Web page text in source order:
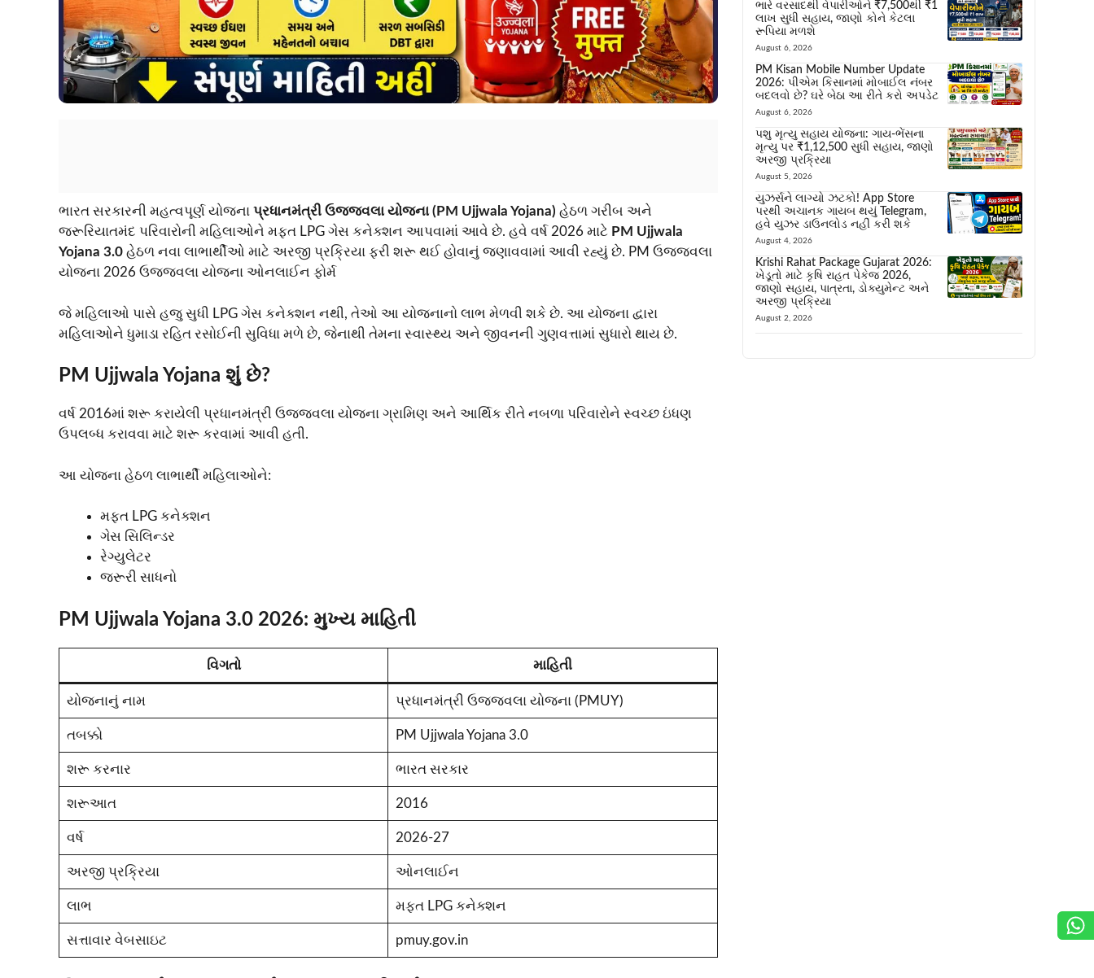
ભારત સરકારની મહત્વપૂર્ણ યોજના પ્રધાનમંત્રી ઉજ્જવલા યોજના (PM Ujjwala Yojana) હેઠળ ગરીબ અને
જરૂરિયાતમંદ પરિવારોની મહિલાઓને મફત LPG ગેસ કનેક્શન આપવામાં આવે છે. હવે વર્ષ 2026 માટે PM Ujjwala
Yojana 3.0 હેઠળ નવા લાભાર્થીઓ માટે અરજી પ્રક્રિયા ફરી શરૂ થઈ હોવાનું જણાવવામાં આવી રહ્યું છે. PM ઉજ્જવલા
યોજના 2026 ઉજ્જવલા યોજના ઓનલાઈન ફોર્મ
જે મહિલાઓ પાસે હજુ સુધી LPG ગેસ કનેક્શન નથી, તેઓ આ યોજનાનો લાભ મેળવી શકે છે. આ યોજના દ્વારા
મહિલાઓને ધુમાડા રહિત રસોઈની સુવિધા મળે છે, જેનાથી તેમના સ્વાસ્થ્ય અને જીવનની ગુણવત્તામાં સુધારો થાય છે.
PM Ujjwala Yojana શું છે?
વર્ષ 2016માં શરૂ કરાયેલી પ્રધાનમંત્રી ઉજ્જવલા યોજના ગ્રામિણ અને આર્થિક રીતે નબળા પરિવારોને સ્વચ્છ ઇંધણ
ઉપલબ્ધ કરાવવા માટે શરૂ કરવામાં આવી હતી.
આ યોજના હેઠળ લાભાર્થી મહિલાઓને:
મફત LPG કનેક્શન
ગેસ સિલિન્ડર
રેગ્યુલેટર
જરૂરી સાધનો
PM Ujjwala Yojana 3.0 2026: મુખ્ય માહિતી
વિગતો માહિતી
યોજનાનું નામ પ્રધાનમંત્રી ઉજ્જવલા યોજના (PMUY)
તબક્કો PM Ujjwala Yojana 3.0
શરૂ કરનાર ભારત સરકાર
શરૂઆત 2016
વર્ષ 2026-27
અરજી પ્રક્રિયા ઓનલાઈન
લાભ મફત LPG કનેક્શન
સત્તાવાર વેબસાઇટ pmuy.gov.in
ભારે વરસાદથી વેપારીઓને ₹7,500થી ₹1
લાખ સુધી સહાય, જાણો કોને કેટલા
રૂપિયા મળશે
August 6, 2026
PM Kisan Mobile Number Update
2026: પીએમ કિસાનમાં મોબાઈલ નંબર
બદલવો છે? ઘરે બેઠા આ રીતે કરો અપડેટ
August 6, 2026
પશુ મૃત્યુ સહાય યોજના: ગાય-ભેંસના
મૃત્યુ પર ₹1,12,500 સુધી સહાય, જાણો
અરજી પ્રક્રિયા
August 5, 2026
યુઝર્સને લાગ્યો ઝટકો! App Store
પરથી અચાનક ગાયબ થયું Telegram,
હવે યુઝર ડાઉનલોડ નહીં કરી શકે
August 4, 2026
Krishi Rahat Package Gujarat 2026:
ખેડૂતો માટે કૃષિ રાહત પેકેજ 2026,
જાણો સહાય, પાત્રતા, ડોક્યુમેન્ટ અને
અરજી પ્રક્રિયા
August 2, 2026